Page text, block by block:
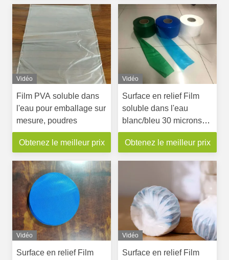
Vidéo
Film PVA soluble dans
l'eau pour emballage sur
mesure, poudres
Obtenez le meilleur prix
Vidéo
Surface en relief Film
soluble dans l'eau
blanc/bleu 30 microns
pour les blocs
Obtenez le meilleur prix
Vidéo
Surface en relief Film
Vidéo
Surface en relief Film